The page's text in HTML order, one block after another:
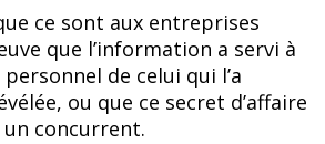
ce sont aux entreprises
que l’information a servi à
de celui qui l’a
ou que ce secret d’affaire
concurrent.